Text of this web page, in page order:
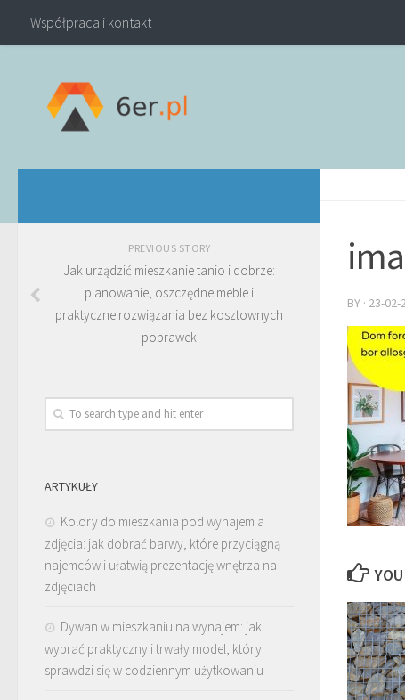
Współpraca i kontakt
BY · 23-02-
PREVIOUS STORY
Jak urządzić mieszkanie tanio i dobrze:
planowanie, oszczędne meble i
praktyczne rozwiązania bez kosztownych
poprawek
ARTYKUŁY
Kolory do mieszkania pod wynajem a
zdjęcia: jak dobrać barwy, które przyciągną
najemców i ułatwią prezentację wnętrza na
zdjęciach
Dywan w mieszkaniu na wynajem: jak
wybrać praktyczny i trwały model, który
sprawdzi się w codziennym użytkowaniu